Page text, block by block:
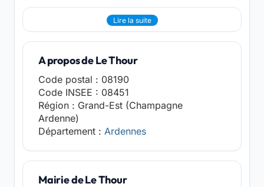
Lire la suite
A propos de Le Thour
Code postal : 08190
Code INSEE : 08451
Région : Grand-Est (Champagne
Ardenne)
Département : Ardennes
Mairie de Le Thour